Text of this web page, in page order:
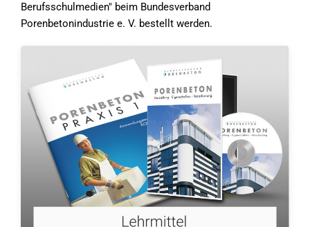
Berufsschulmedien" beim Bundesverband
Porenbetonindustrie e. V. bestellt werden.